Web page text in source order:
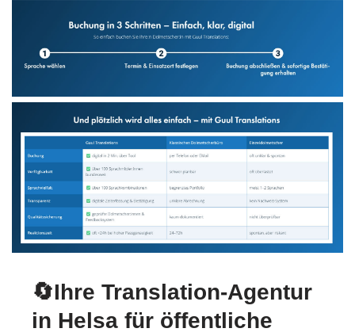
🔄Ihre Translation-Agentur
in Helsa für öffentliche